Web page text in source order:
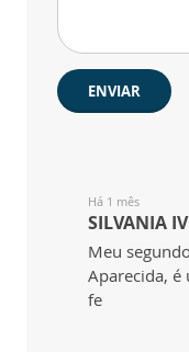
ENVIAR
Há 1 mês
SILVANIA
Meu
Aparecida,
fe